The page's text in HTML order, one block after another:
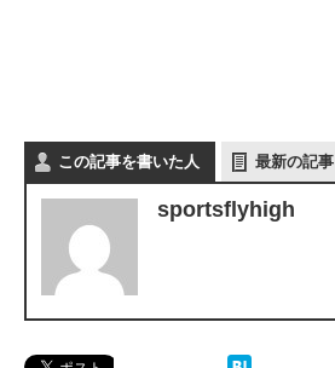
この記事を書いた人 最新の記事
sportsflyhigh